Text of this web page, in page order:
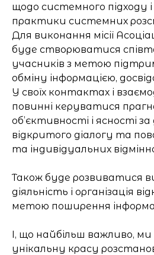
щодо системного підходу
практики системних
Для виконання місії
буде створюватися
учасників з метою
обміну інформацією,
У своїх контактах і
повинні керуватися
об’єктивності і ясності
відкритого діалогу та
та індивідуальних
Також буде розвиватися
діяльність і організація
метою поширення
І, що найбільш важливо,
унікальну красу